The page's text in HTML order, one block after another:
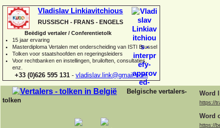
Vladislav Linkiavitchious
RUSSISCH - FRANS - ENGELS
Beëdigd vertaler / Conferentietolk
15 jaar ervaring
Masterdiploma Vertalen met onderscheiding van ISTI Brussel
Tolken voor staatshoofden en regeringsleiders
Voor rechtbanken en instellingen, bruiloften, consultaties,
enz.
+33 (0)626 595 131 - vladislav.link@gmail.com
Belgische vertalers-
tolken
Word
https://
Word
https://